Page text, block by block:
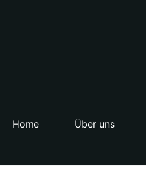
Home Über uns